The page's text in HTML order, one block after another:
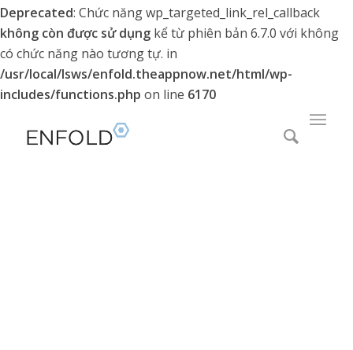
Deprecated: Chức năng wp_targeted_link_rel_callback
không còn được sử dụng kể từ phiên bản 6.7.0 với không
có chức năng nào tương tự. in
/usr/local/lsws/enfold.theappnow.net/html/wp-
includes/functions.php on line 6170